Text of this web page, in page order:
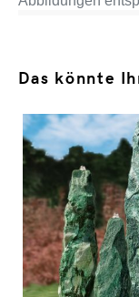
Das könnte